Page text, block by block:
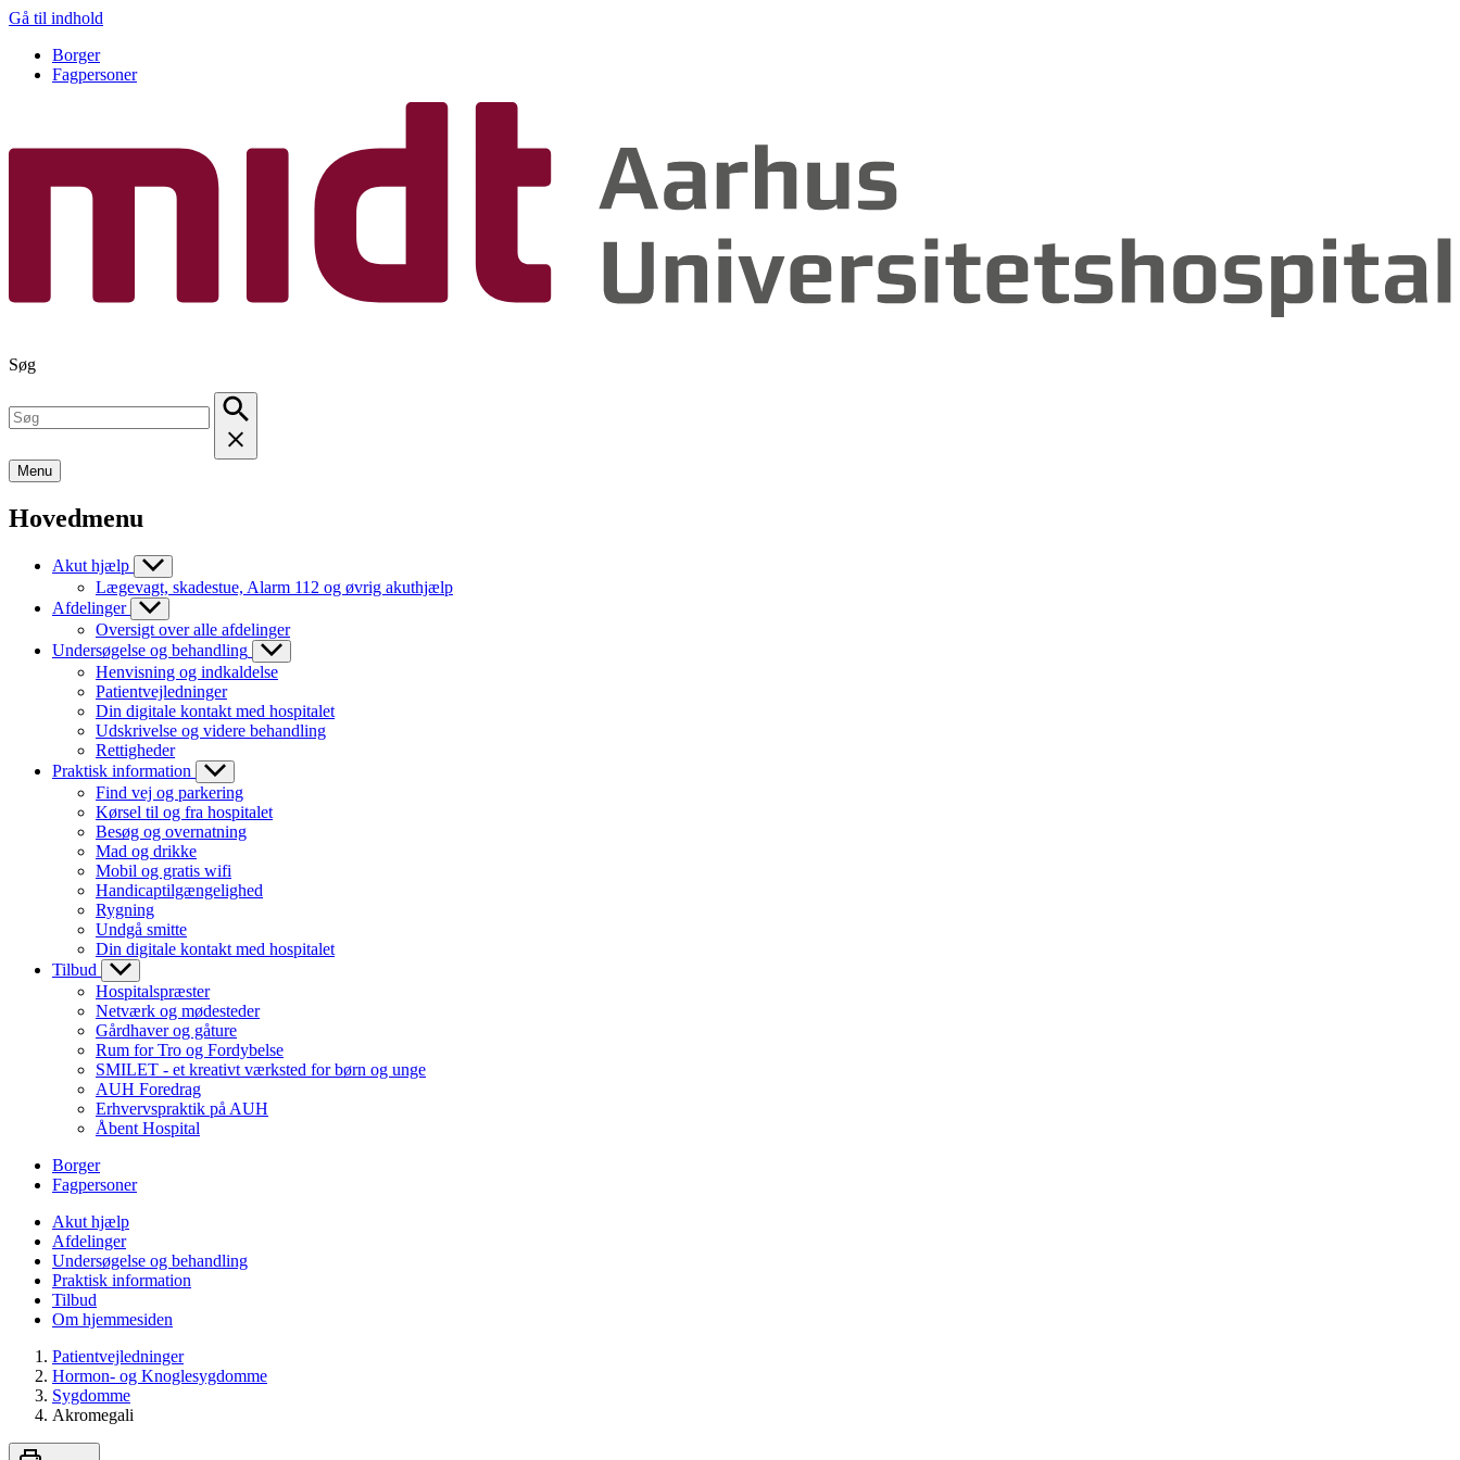
Gå til indhold
Borger
Fagpersoner
Søg
Menu
Hovedmenu
Akut hjælp
Lægevagt, skadestue, Alarm 112 og øvrig akuthjælp
Afdelinger
Oversigt over alle afdelinger
Undersøgelse og behandling
Henvisning og indkaldelse
Patientvejledninger
Din digitale kontakt med hospitalet
Udskrivelse og videre behandling
Rettigheder
Praktisk information
Find vej og parkering
Kørsel til og fra hospitalet
Besøg og overnatning
Mad og drikke
Mobil og gratis wifi
Handicaptilgængelighed
Rygning
Undgå smitte
Din digitale kontakt med hospitalet
Tilbud
Hospitalspræster
Netværk og mødesteder
Gårdhaver og gåture
Rum for Tro og Fordybelse
SMILET - et kreativt værksted for børn og unge
AUH Foredrag
Erhvervspraktik på AUH
Åbent Hospital
Borger
Fagpersoner
Akut hjælp
Afdelinger
Undersøgelse og behandling
Praktisk information
Tilbud
Om hjemmesiden
Patientvejledninger
Hormon- og Knoglesygdomme
Sygdomme
Akromegali